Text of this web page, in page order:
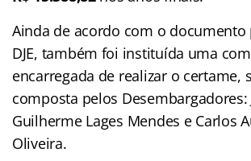
Ainda de acordo com o
DJE, também foi instituída uma
encarregada de realizar o certame,
composta pelos Desembargadores:
Guilherme Lages Mendes e Carlos
Oliveira.